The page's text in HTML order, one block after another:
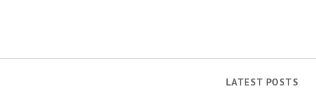
LATEST POSTS